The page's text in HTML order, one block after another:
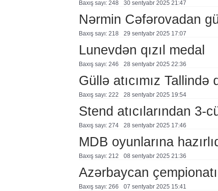
Baxış sayı: 248 30 sentyabr 2025 21:47
Nərmin Cəfərovadan
Baxış sayı: 218 29 sentyabr 2025 17:07
Lunevdən qızıl medal
Baxış sayı: 246 28 sentyabr 2025 22:36
Güllə atıcımız Tallində
Baxış sayı: 222 28 sentyabr 2025 19:54
Stend atıcılarından 3-
Baxış sayı: 274 28 sentyabr 2025 17:46
MDB oyunlarına
Baxış sayı: 212 08 sentyabr 2025 21:36
Azərbaycan
Baxış sayı: 266 07 sentyabr 2025 15:41